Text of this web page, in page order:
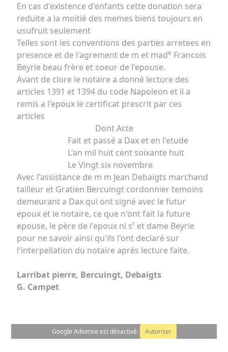
En cas d'existence d'enfants cette donation sera
reduite a la moitié des memes biens toujours en
usufruit seulement
Telles sont les conventions des parties arretees en
presence et de l'agrement de m et made Francois
Beyrie beau frère et soeur de l'epouse.
Avant de clore le notaire a donné lecture des
articles 1391 et 1394 du code Napoleon et il a
remis a l'epoux le certificat prescrit par ces
articles
Dont Acte
Fait et passé a Dax et en l'etude
L'an mil huit cent soixante huit
Le Vingt six novembre
Avec l'assistance de m m Jean Debaigts marchand
tailleur et Gratien Bercuingt cordonnier temoins
demeurant a Dax qui ont signé avec le futur
epoux et le notaire, ce que n'ont fait la future
epouse, le père de l'epoux ni sr et dame Beyrie
pour ne savoir ainsi qu'ils l'ont declaré sur
l'interpellation du notaire après lecture faite.
Larribat pierre, Bercuingt, Debaigts
G. Campet
Google Adsense est désactivé. Autoriser